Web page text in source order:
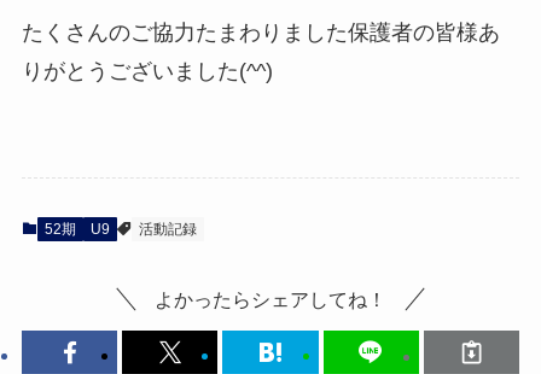
たくさんのご協力たまわりました保護者の皆様あ
りがとうございました(^^)
52期 U9 活動記録
よかったらシェアしてね！